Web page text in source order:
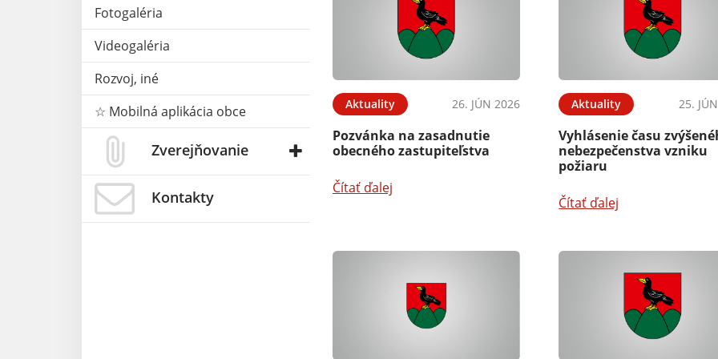
Fotogaléria
Videogaléria
Rozvoj, iné
☆ Mobilná aplikácia obce
Zverejňovanie
Kontakty
Projekt podporený z
Čítať ďalej
Aktuality 26. JÚN 2026
Pozvánka na zasadnutie
obecného zastupiteľstva
Čítať ďalej
Aktuality 25.
Vyhlásenie času
nebezpečenstva vzniku
požiaru
Čítať ďalej